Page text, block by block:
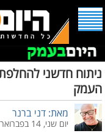
ניתוח חדשני
העמק
מאת: דני ברנר
יום שני, 14 בפברואר 2022, 18:19